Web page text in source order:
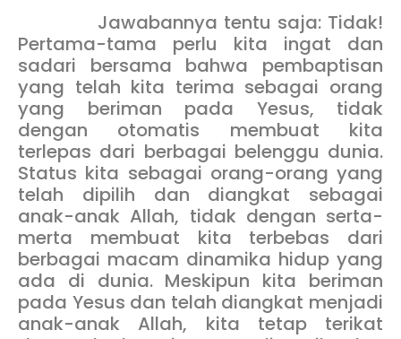
Jawabannya tentu saja: Tidak!
Pertama-tama perlu kita ingat dan
sadari bersama bahwa pembaptisan
yang telah kita terima sebagai orang
yang beriman pada Yesus, tidak
dengan otomatis membuat kita
terlepas dari berbagai belenggu dunia.
Status kita sebagai orang-orang yang
telah dipilih dan diangkat sebagai
anak-anak Allah, tidak dengan serta-
merta membuat kita terbebas dari
berbagai macam dinamika hidup yang
ada di dunia. Meskipun kita beriman
pada Yesus dan telah diangkat menjadi
anak-anak Allah, kita tetap terikat